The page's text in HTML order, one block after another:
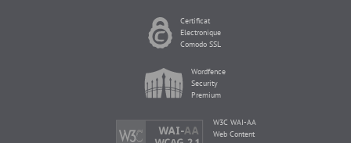
Certificat
Electronique
Comodo SSL
Wordfence
Security
Premium
W3C WAI-AA
Web Content